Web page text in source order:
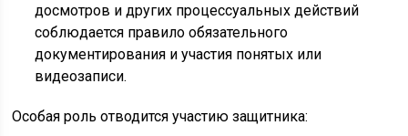
досмотров и других процессуальных действий
соблюдается правило обязательного
документирования и участия понятых или
видеозаписи.
Особая роль отводится участию защитника: